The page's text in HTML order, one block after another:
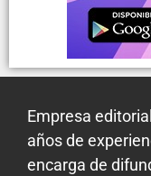
Empresa
años de
encarga de